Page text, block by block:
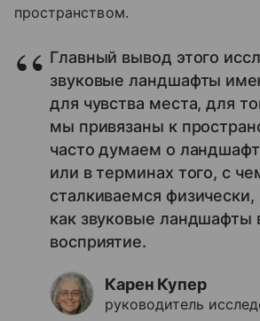
пространством.
Главный вывод этого
звуковые ландшафты
для чувства места, для
мы привязаны к
часто думаем о
или в терминах того, с
сталкиваемся
как звуковые ландшафты
восприятие.
Карен Купер
руководитель